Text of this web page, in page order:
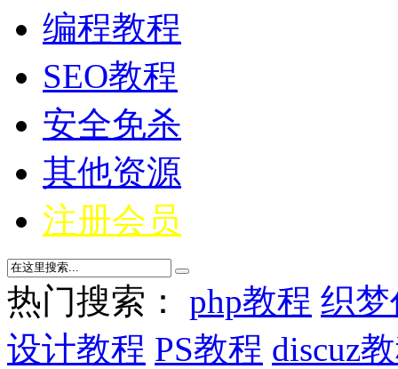
编程教程
SEO教程
安全免杀
其他资源
注册会员
热门搜索： php教程 织
设计教程 PS教程 discuz